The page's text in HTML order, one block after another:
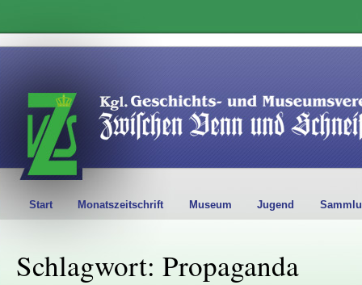
Start Monatszeitschrift Museum Jugend
Schlagwort: Propaganda